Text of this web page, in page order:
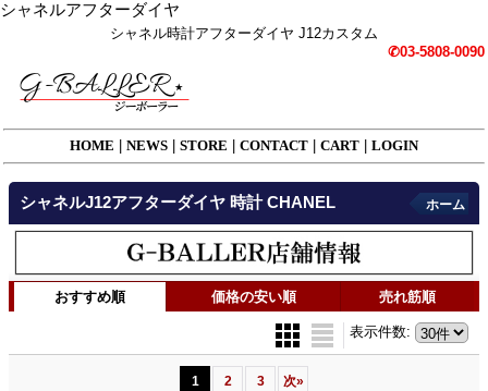
シャネルアフターダイヤ
シャネル時計アフターダイヤ J12カスタム
✆03-5808-0090
HOME NEWS STORE CONTACT CART LOGIN
シャネルJ12アフターダイヤ 時計 CHANEL ホーム
おすすめ順 価格の安い順 売れ筋順
表示件数:
1 2 3 次»